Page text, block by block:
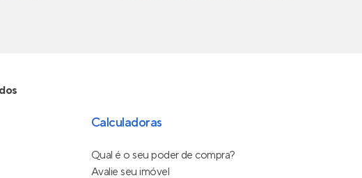
Calculadoras
Qual é o seu poder de compra?
Avalie seu imóvel